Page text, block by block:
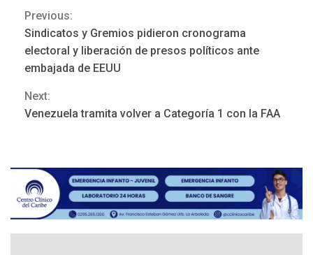
Continue
Reading
Previous:
Sindicatos y Gremios pidieron cronograma
electoral y liberación de presos políticos ante
embajada de EEUU
Next:
Venezuela tramita volver a Categoría 1 con la FAA
Hutíes de Yemen dicen que
REGIONALES ÚLTIMA HORA
Instituciones estadales se
suman al Plan Agosto de
Escuelas Abiertas 2026